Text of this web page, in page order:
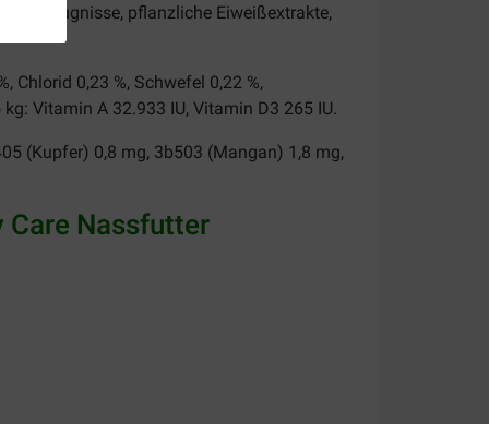
pflanzliche Eiweißextrakte,
Chlorid 0,23 %, Schwefel 0,22 %,
Vitamin A 32.933 IU, Vitamin D3 265 IU.
(Kupfer) 0,8 mg, 3b503 (Mangan) 1,8 mg,
Nassfutter